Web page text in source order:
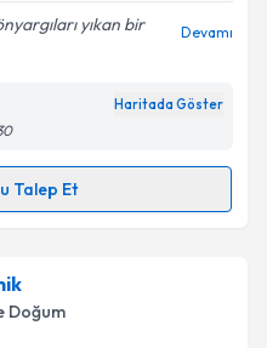
ilişkin
Aydınlatma
verilerimin belirtilen
kabul ediyorum.
yıkan bir
Devamı
Haritada Göster
Talep Et
takvimi talebi
randevu almanız için bir
ile bilgilendireceğiz.
Doğum